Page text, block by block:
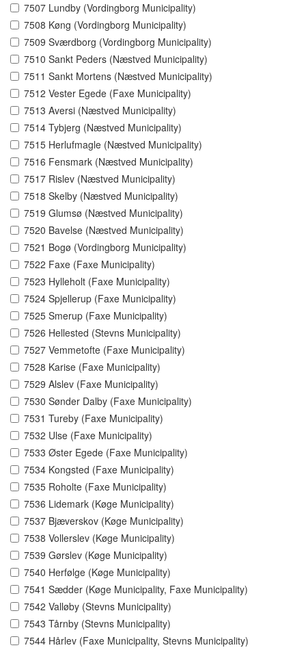
7507 Lundby (Vordingborg Municipality)
7508 Køng (Vordingborg Municipality)
7509 Sværdborg (Vordingborg Municipality)
7510 Sankt Peders (Næstved Municipality)
7511 Sankt Mortens (Næstved Municipality)
7512 Vester Egede (Faxe Municipality)
7513 Aversi (Næstved Municipality)
7514 Tybjerg (Næstved Municipality)
7515 Herlufmagle (Næstved Municipality)
7516 Fensmark (Næstved Municipality)
7517 Rislev (Næstved Municipality)
7518 Skelby (Næstved Municipality)
7519 Glumsø (Næstved Municipality)
7520 Bavelse (Næstved Municipality)
7521 Bogø (Vordingborg Municipality)
7522 Faxe (Faxe Municipality)
7523 Hylleholt (Faxe Municipality)
7524 Spjellerup (Faxe Municipality)
7525 Smerup (Faxe Municipality)
7526 Hellested (Stevns Municipality)
7527 Vemmetofte (Faxe Municipality)
7528 Karise (Faxe Municipality)
7529 Alslev (Faxe Municipality)
7530 Sønder Dalby (Faxe Municipality)
7531 Tureby (Faxe Municipality)
7532 Ulse (Faxe Municipality)
7533 Øster Egede (Faxe Municipality)
7534 Kongsted (Faxe Municipality)
7535 Roholte (Faxe Municipality)
7536 Lidemark (Køge Municipality)
7537 Bjæverskov (Køge Municipality)
7538 Vollerslev (Køge Municipality)
7539 Gørslev (Køge Municipality)
7540 Herfølge (Køge Municipality)
7541 Sædder (Køge Municipality, Faxe Municipality)
7542 Valløby (Stevns Municipality)
7543 Tårnby (Stevns Municipality)
7544 Hårlev (Faxe Municipality, Stevns Municipality)